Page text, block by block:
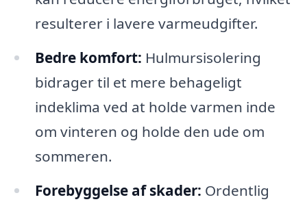
resulterer i lavere varmeudgifter.
Bedre komfort: Hulmursisolering
bidrager til et mere behageligt
indeklima ved at holde varmen inde
om vinteren og holde den ude om
sommeren.
Forebyggelse af skader: Ordentlig